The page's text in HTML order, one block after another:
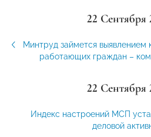
22 Сентября
Минтруд займется выявлением
работающих граждан –
22 Сентября
Индекс настроений МСП
деловой